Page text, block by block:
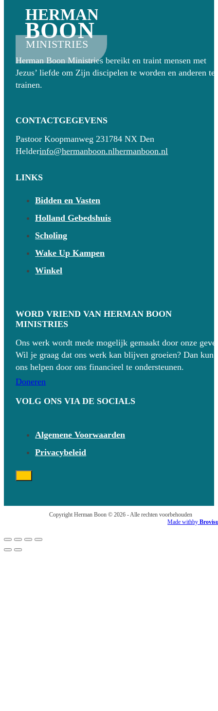
MINISTRIES
BOON
HERMAN
Herman Boon Ministries bereikt en traint mensen met
Jezus’ liefde om Zijn discipelen te worden en anderen te
trainen.
CONTACTGEGEVENS
Pastoor Koopmanweg 231784 NX Den
Helderinfo@hermanboon.nlhermanboon.nl
LINKS
Bidden en Vasten
Holland Gebedshuis
Scholing
Wake Up Kampen
Winkel
WORD VRIEND VAN HERMAN BOON
MINISTRIES
Ons werk wordt mede mogelijk gemaakt door onze
Wil je graag dat ons werk kan blijven groeien? Dan kun
ons helpen door ons financieel te ondersteunen.
Doneren
VOLG ONS VIA DE SOCIALS
Algemene Voorwaarden
Privacybeleid
Copyright Herman Boon © 2026 - Alle rechten voorbehouden
Made withby